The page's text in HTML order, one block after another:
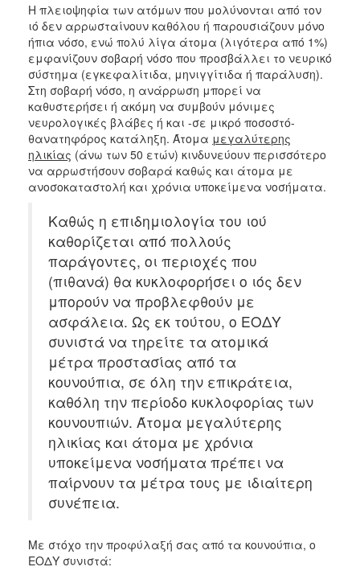
ΕΠΙΚΑΙΡΟΤΗΤΑ
ΕΠΙΣΚΕΠΤΗΣ
ΗΡΑΚΛΕΙΟ
Η πλειοψηφία των ατόμων που μολύνονται από τον
ιό δεν αρρωσταίνουν καθόλου ή παρουσιάζουν μόνο
ήπια νόσο, ενώ πολύ λίγα άτομα (λιγότερα από 1%)
εμφανίζουν σοβαρή νόσο που προσβάλλει το νευρικό
σύστημα (εγκεφαλίτιδα, μηνιγγίτιδα ή παράλυση).
Στη σοβαρή νόσο, η ανάρρωση μπορεί να
καθυστερήσει ή ακόμη να συμβούν μόνιμες
νευρολογικές βλάβες ή και -σε μικρό ποσοστό-
θανατηφόρος κατάληξη. Άτομα μεγαλύτερης
ηλικίας (άνω των 50 ετών) κινδυνεύουν περισσότερο
να αρρωστήσουν σοβαρά καθώς και άτομα με
ανοσοκαταστολή και χρόνια υποκείμενα νοσήματα.
Καθώς η επιδημιολογία του ιού
καθορίζεται από πολλούς
παράγοντες, οι περιοχές που
(πιθανά) θα κυκλοφορήσει ο ιός δεν
μπορούν να προβλεφθούν με
ασφάλεια. Ως εκ τούτου, ο ΕΟΔΥ
συνιστά να τηρείτε τα ατομικά
μέτρα προστασίας από τα
κουνούπια, σε όλη την επικράτεια,
καθόλη την περίοδο κυκλοφορίας των
κουνουπιών. Άτομα μεγαλύτερης
ηλικίας και άτομα με χρόνια
υποκείμενα νοσήματα πρέπει να
παίρνουν τα μέτρα τους με ιδιαίτερη
συνέπεια.
Με στόχο την προφύλαξή σας από τα κουνούπια, ο
ΕΟΔΥ συνιστά: